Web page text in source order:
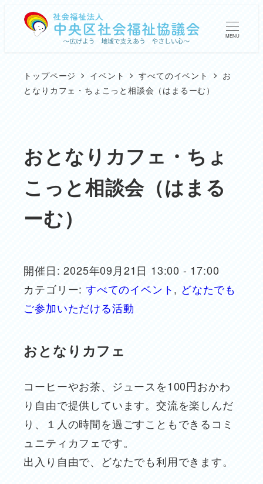
MENU
トップページ イベント すべてのイベント
お
となりカフェ・ちょこっと相談会（はまるーむ）
おとなりカフェ・ちょ
こっと相談会（はまる
ーむ）
開催日: 2025年09月21日 13:00 - 17:00
カテゴリー: すべてのイベント, どなたでも
ご参加いただける活動
おとなりカフェ
コーヒーやお茶、ジュースを100円おかわ
り自由で提供しています。交流を楽しんだ
り、１人の時間を過ごすこともできるコミ
ュニティカフェです。
出入り自由で、どなたでも利用できます。